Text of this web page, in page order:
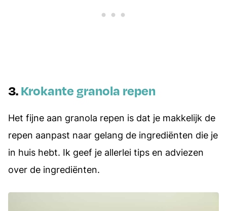
3.Krokante granola repen
Het fijne aan granola repen is dat je makkelijk de
repen aanpast naar gelang de ingrediënten die je
in huis hebt. Ik geef je allerlei tips en adviezen
over de ingrediënten.